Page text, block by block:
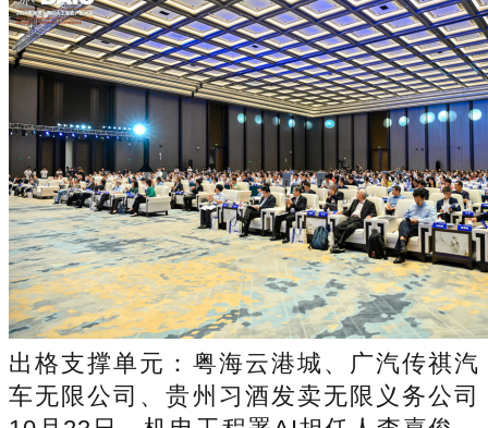
出格支撑单元：粤海云港城、广汽传祺汽
车无限公司、贵州习酒发卖无限义务公司